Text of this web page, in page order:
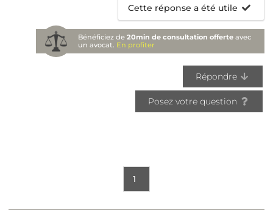
Cette réponse a été utile
Bénéficiez de20min de consultation offerte avec
un avocat. En profiter
Répondre
Posez votre question
1